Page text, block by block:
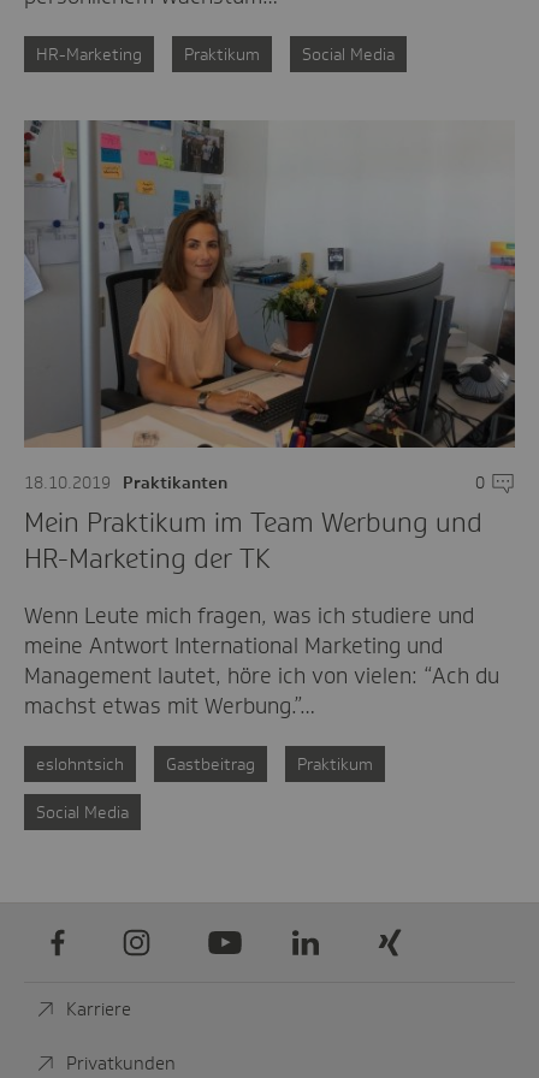
HR-Marketing Praktikum Social Media
18.10.2019 Praktikanten 0
Mein Praktikum im Team Werbung und
HR-Marketing der TK
Wenn Leute mich fragen, was ich studiere und
meine Antwort International Marketing und
Management lautet, höre ich von vielen: “Ach du
machst etwas mit Werbung.”…
eslohntsich Gastbeitrag Praktikum
Social Media
Facebook Instagram
Youtube LinkedIn Xing
Karriere
Privatkunden